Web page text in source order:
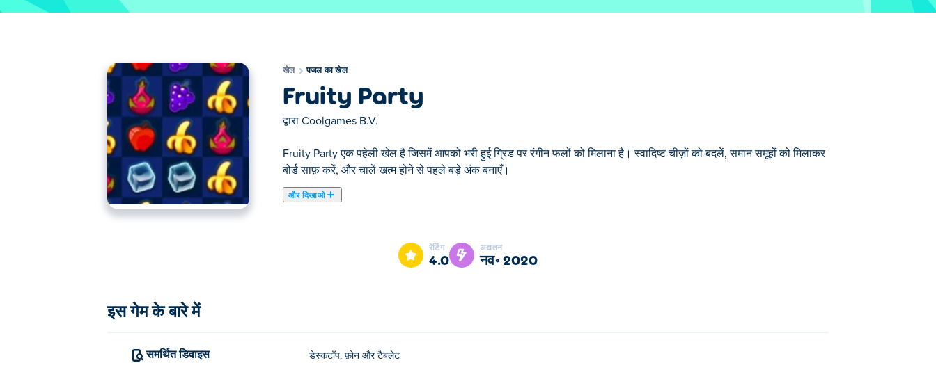
खेल पजल का खेल
Fruity Party
द्वारा Coolgames B.V.
Fruity Party एक पहेली खेल है जिसमें आपको भरी हुई ग्रिड पर रंगीन फलों को मिलाना है। स्वादिष्ट चीज़ों को बदलें, समान समूहों को मिलाकर
बोर्ड साफ़ करें, और चालें खत्म होने से पहले बड़े अंक बनाएँ।
और दिखाओ
यहाँ आप Fruity Party खेल सकते हैं। Fruity Party हमारे चुने हुए पजल का खेल में से एक है।
रेटिंग
4.0
अद्यतन
नव॰ 2020
इस गेम के बारे में
समर्थित डिवाइस डेस्कटॉप, फ़ोन और टैबलेट